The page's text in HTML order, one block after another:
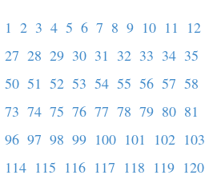
1 2 3 4 5 6 7 8 9 10 11 12
27 28 29 30 31 32 33 34 35
50 51 52 53 54 55 56 57 58
73 74 75 76 77 78 79 80 81
96 97 98 99 100 101 102 103
114 115 116 117 118 119 120